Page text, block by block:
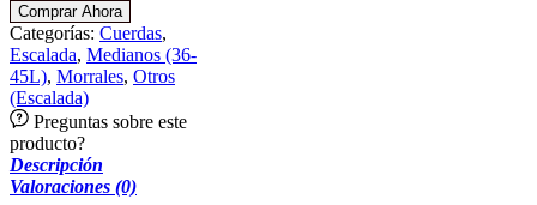
Comprar Ahora
Categorías: Cuerdas,
Escalada, Medianos (36-
45L), Morrales, Otros
(Escalada)
Preguntas sobre este
producto?
Descripción
Valoraciones (0)